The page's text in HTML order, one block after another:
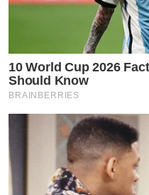
10 World Cup 2026
Should Know
BRAINBERRIES